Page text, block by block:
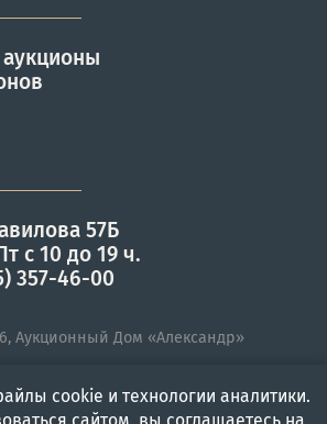
аукционы
57Б
с 10 до 19 ч.
357-46-00
Аукционный Дом «Александр»
cookie и технологии аналитики.
Войти